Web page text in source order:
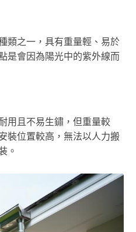
類之一，具有重量輕、易於
是會因為陽光中的紫外線而
用且不易生鏽，但重量較
裝位置較高，無法以人力搬
。